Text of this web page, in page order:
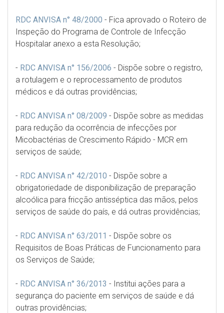
RDC ANVISA n° 48/2000 - Fica aprovado o Roteiro de
Inspeção do Programa de Controle de Infecção
Hospitalar anexo a esta Resolução;
- RDC ANVISA n° 156/2006 - Dispõe sobre o registro,
a rotulagem e o reprocessamento de produtos
médicos e dá outras providências;
- RDC ANVISA n° 08/2009 - Dispõe sobre as medidas
para redução da ocorrência de infecções por
Micobactérias de Crescimento Rápido - MCR em
serviços de saúde;
- RDC ANVISA n° 42/2010 - Dispõe sobre a
obrigatoriedade de disponibilização de preparação
alcoólica para fricção antisséptica das mãos, pelos
serviços de saúde do país, e dá outras providências;
- RDC ANVISA n° 63/2011 - Dispõe sobre os
Requisitos de Boas Práticas de Funcionamento para
os Serviços de Saúde;
- RDC ANVISA n° 36/2013 - Institui ações para a
segurança do paciente em serviços de saúde e dá
outras providências;